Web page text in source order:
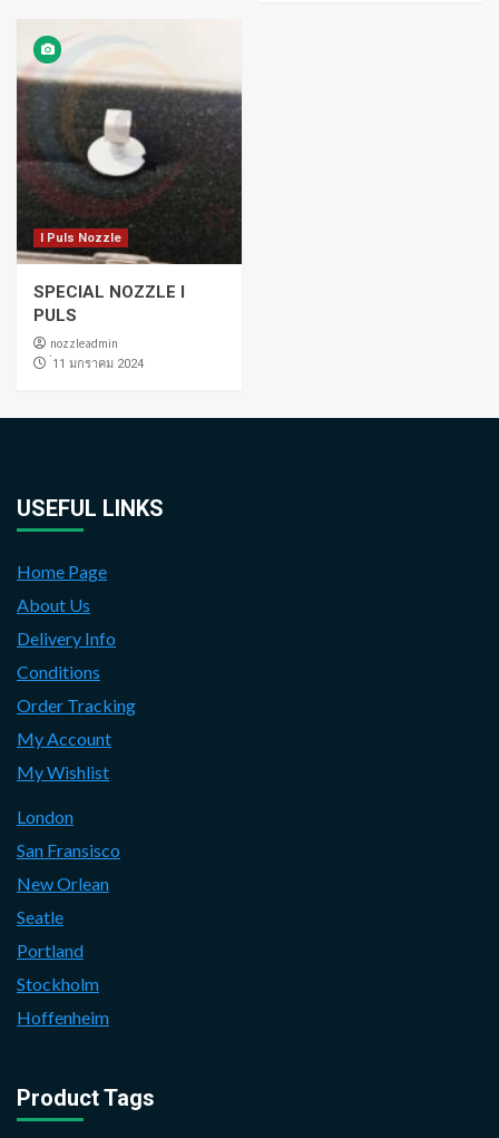
I Puls Nozzle
SPECIAL NOZZLE I
PULS
nozzleadmin
่11 มกราคม 2024
USEFUL LINKS
Home Page
About Us
Delivery Info
Conditions
Order Tracking
My Account
My Wishlist
London
San Fransisco
New Orlean
Seatle
Portland
Stockholm
Hoffenheim
Product Tags